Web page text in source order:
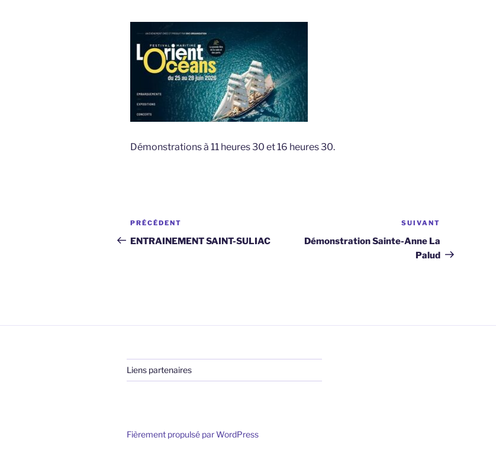
Démonstrations à 11 heures 30 et 16 heures 30.
Navigation
de
Article
précédent
PRÉCÉDENT
ENTRAINEMENT SAINT-SULIAC
SUIVANT
Démonstration Sainte-Anne La
Palud
Liens partenaires
Fièrement propulsé par WordPress